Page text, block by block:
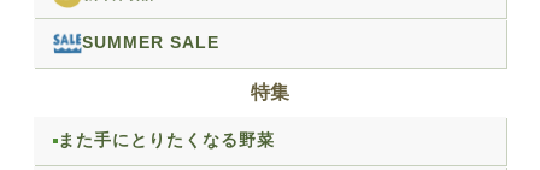
SUMMER SALE
特集
また手にとりたくなる野菜